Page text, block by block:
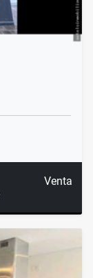
Venta